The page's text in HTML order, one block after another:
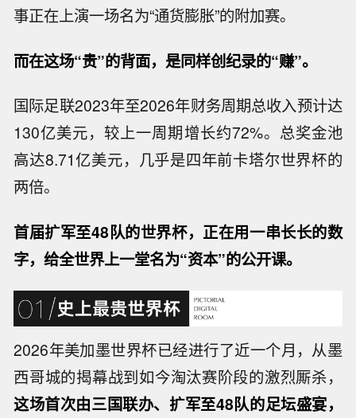
事正在上演一场名为“通货膨胀”的附加赛。
而在这场“贵”的背面，是同样创纪录的“赚”。
国际足联2023年至2026年财务周期总收入预计达
130亿美元，较上一周期增长约72%。总奖金池
高达8.71亿美元，几乎是四年前卡塔尔世界杯的
两倍。
首届扩军至48队的世界杯，正在用一串长长的数
字，给全世界上一堂名为“资本”的公开课。
2026年美加墨世界杯已经进行了近一个月，从墨
西哥城的揭幕战到如今淘汰赛阶段的激烈厮杀，
这场首次由三国联办、扩军至48队的足坛盛宴，